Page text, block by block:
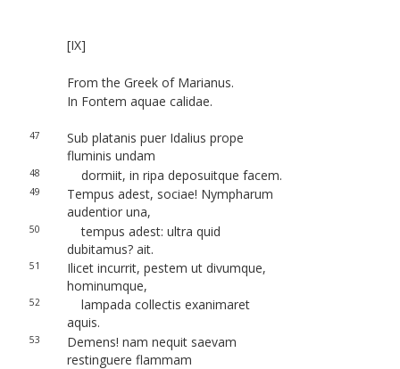
[IX]
From the Greek of Marianus.
In Fontem aquae calidae.
47
Sub platanis puer Idalius prope
fluminis undam
48 dormiit, in ripa deposuitque facem.
49
Tempus adest, sociae! Nympharum
audentior una,
50
tempus adest: ultra quid
dubitamus? ait.
51
Ilicet incurrit, pestem ut divumque,
hominumque,
52
lampada collectis exanimaret
aquis.
53
Demens! nam nequit saevam
restinguere flammam